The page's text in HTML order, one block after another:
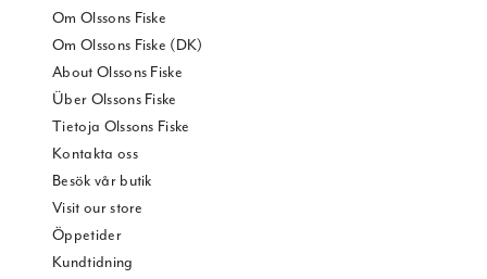
Om Olssons Fiske
Om Olssons Fiske (DK)
About Olssons Fiske
Über Olssons Fiske
Tietoja Olssons Fiske
Kontakta oss
Besök vår butik
Visit our store
Öppetider
Kundtidning